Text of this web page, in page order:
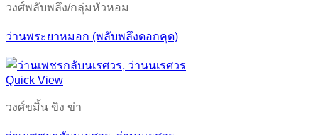
วงศ์พลับพลึง/กลุ่มหัวหอม
ว่านพระยาหมอก (พลับพลึงดอกคุด)
Quick View
วงศ์ขมิ้น ขิง ข่า